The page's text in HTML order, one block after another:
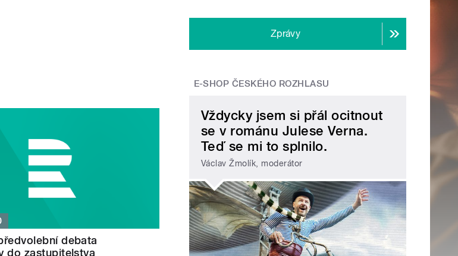
debata
do zastupitelstva
Zprávy
E-SHOP ČESKÉHO ROZHLASU
Vždycky jsem si přál ocitnout
se v románu Julese Verna.
Teď se mi to splnilo.
Václav Žmolík, moderátor